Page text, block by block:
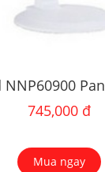
745,000 đ
Mua ngay